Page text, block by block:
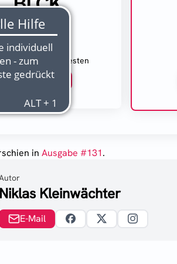
Probeabo
0,- €
kostenlos testen
Abonnieren
in Ausgabe #131.
Niklas Kleinwächter
E-Mail